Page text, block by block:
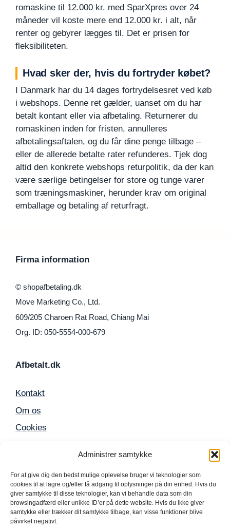
Administrer samtykke
For at give dig den bedst mulige oplevelse bruger vi teknologier som
cookies til at lagre og/eller få adgang til oplysninger på din enhed. Hvis du
giver samtykke til disse teknologier, kan vi behandle data som din
browsingadfærd eller unikke ID’er på dette website. Hvis du ikke giver
samtykke eller trækker dit samtykke tilbage, kan visse funktioner blive
påvirket negativt.
romaskine til 12.000 kr. med SparXpres over 24
måneder vil koste mere end 12.000 kr. i alt, når
renter og gebyrer lægges til. Det er prisen for
fleksibiliteten.
Hvad sker der, hvis du fortryder købet?
I Danmark har du 14 dages fortrydelsesret ved køb
i webshops. Denne ret gælder, uanset om du har
betalt kontant eller via afbetaling. Returnerer du
romaskinen inden for fristen, annulleres
afbetalingsaftalen, og du får dine penge tilbage –
eller de allerede betalte rater refunderes. Tjek dog
altid den konkrete webshops returpolitik, da der kan
være særlige betingelser for store og tunge varer
som træningsmaskiner, herunder krav om original
emballage og betaling af returfragt.
Firma information
© shopafbetaling.dk
Move Marketing Co., Ltd.
609/205 Charoen Rat Road, Chiang Mai
Org. ID: 050-5554-000-679
Afbetalt.dk
Kontakt
Om os
Cookies
Populære produkter
Mobil
iPhone